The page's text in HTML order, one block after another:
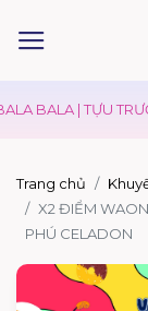
BALA | TỰU
Trang chủ
X2 ĐIỂM
PHÚ CELADON